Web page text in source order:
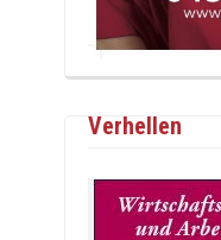
Verhellen